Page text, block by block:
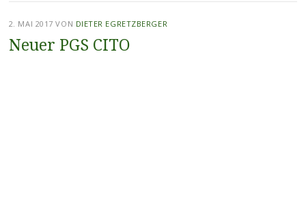
2. MAI 2017 VON DIETER EGRETZBERGER
Neuer PGS CITO